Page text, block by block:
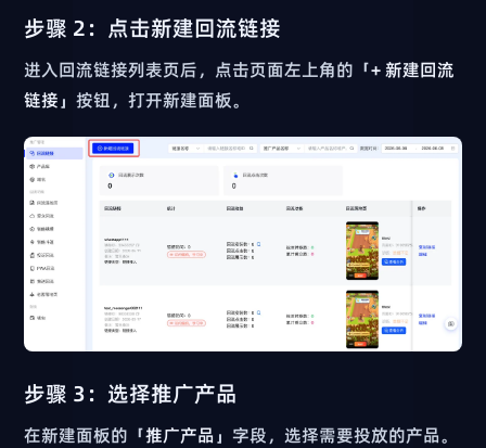
步骤 2：点击新建回流链接
进入回流链接列表页后，点击页面左上角的「+ 新建回流
链接 」按钮，打开新建面板。
步骤 3：选择推广产品
在新建面板的「推广产品 」字段，选择需要投放的产品。